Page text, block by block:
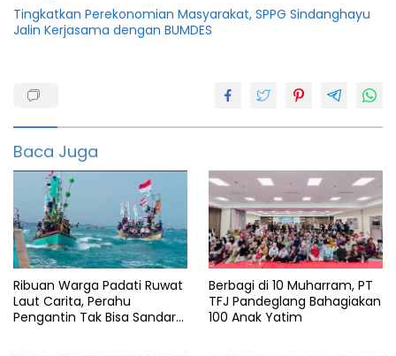
Tingkatkan Perekonomian Masyarakat, SPPG Sindanghayu
Jalin Kerjasama dengan BUMDES
featured
Indonesia
Persit
Provinsi
banten
TNI
Yonif
320
Baca Juga
Ribuan Warga Padati Ruwat
Laut Carita, Perahu
Pengantin Tak Bisa Sandar
Berbagi di 10 Muharram, PT
TFJ Pandeglang Bahagiakan
100 Anak Yatim